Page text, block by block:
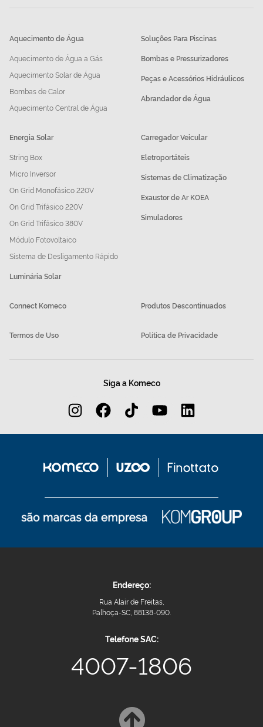
Aquecimento de Água
Aquecimento de Água a Gás
Aquecimento Solar de Água
Bombas de Calor
Aquecimento Central de Água
Soluções Para Piscinas
Bombas e Pressurizadores
Peças e Acessórios Hidráulicos
Abrandador de Água
Energia Solar
String Box
Micro Inversor
On Grid Monofásico 220V
On Grid Trifásico 220V
On Grid Trifásico 380V
Módulo Fotovoltaico
Sistema de Desligamento Rápido
Luminária Solar
Carregador Veicular
Eletroportáteis
Sistemas de Climatização
Exaustor de Ar KOEA
Simuladores
Connect Komeco Produtos Descontinuados
Termos de Uso Política de Privacidade
Siga a Komeco
Endereço:
Rua Alair de Freitas,
Palhoça-SC, 88138-090.
Telefone SAC:
4007-1806